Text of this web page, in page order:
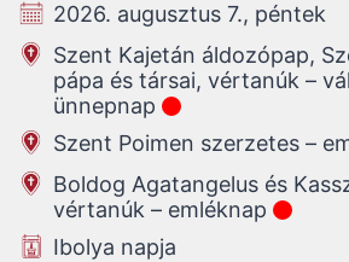
2026. augusztus 7., péntek
Szent Kajetán áldozópap,
pápa és társai, vértanúk –
ünnepnap
Szent Poimen szerzetes –
Boldog Agatangelus és
vértanúk – emléknap
Ibolya napja